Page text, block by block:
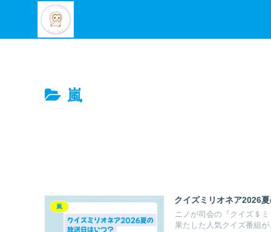
嵐
嵐
クイズミリオネア2026
ニノが司会の『クイズ＄
果たした人気クイズ番組